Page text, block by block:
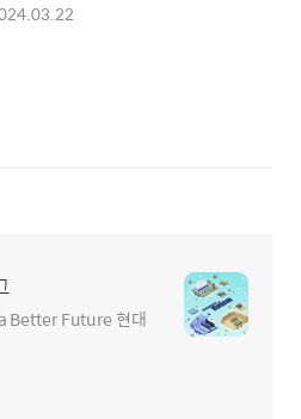
Better Future 현대